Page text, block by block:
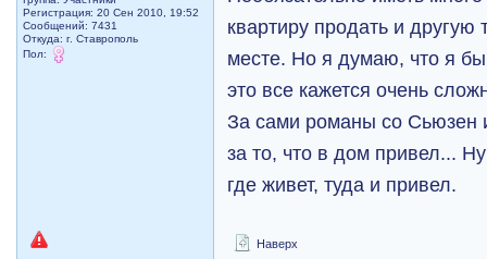
Регистрация: 20 Сен 2010, 19:52
Сообщений: 7431
Откуда: г. Ставрополь
Пол:
квартиру продать и другую
месте. Но я думаю, что я
это все кажется очень
За сами романы со Сьюзен
за то, что в дом привел...
где живет, туда и привел.
Наверх